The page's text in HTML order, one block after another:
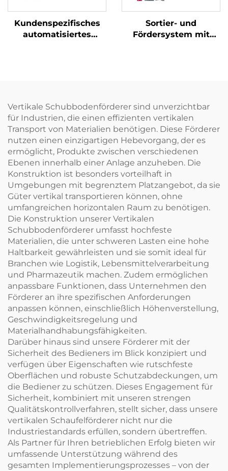
Kundenspezifisches
automatisiertes
Sortier- und
Fördersystem mit
Vertikale Schubbodenförderer sind unverzichtbar
für Industrien, die einen effizienten vertikalen
Transport von Materialien benötigen. Diese Förderer
nutzen einen einzigartigen Hebevorgang, der es
ermöglicht, Produkte zwischen verschiedenen
Ebenen innerhalb einer Anlage anzuheben. Die
Konstruktion ist besonders vorteilhaft in
Umgebungen mit begrenztem Platzangebot, da sie
Güter vertikal transportieren können, ohne
umfangreichen horizontalen Raum zu benötigen.
Die Konstruktion unserer Vertikalen
Schubbodenförderer umfasst hochfeste
Materialien, die unter schweren Lasten eine hohe
Haltbarkeit gewährleisten und sie somit ideal für
Branchen wie Logistik, Lebensmittelverarbeitung
und Pharmazeutik machen. Zudem ermöglichen
anpassbare Funktionen, dass Unternehmen den
Förderer an ihre spezifischen Anforderungen
anpassen können, einschließlich Höhenverstellung,
Geschwindigkeitsregelung und
Materialhandhabungsfähigkeiten.
Darüber hinaus sind unsere Förderer mit der
Sicherheit des Bedieners im Blick konzipiert und
verfügen über Eigenschaften wie rutschfeste
Oberflächen und robuste Schutzabdeckungen, um
die Bediener zu schützen. Dieses Engagement für
Sicherheit, kombiniert mit unseren strengen
Qualitätskontrollverfahren, stellt sicher, dass unsere
vertikalen Schaufelförderer nicht nur die
Industriestandards erfüllen, sondern übertreffen.
Als Partner für Ihren betrieblichen Erfolg bieten wir
umfassende Unterstützung während des
gesamten Implementierungsprozesses – von der